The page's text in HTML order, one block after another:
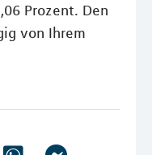
Prozent. Den
von Ihrem